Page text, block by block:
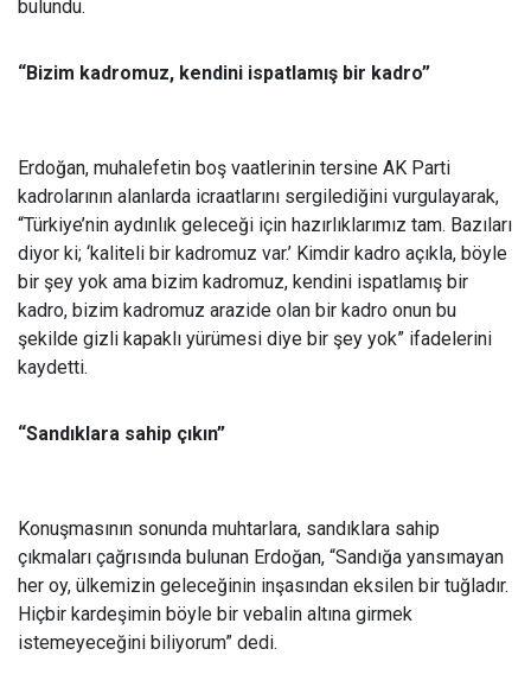
bulundu.
“Bizim kadromuz, kendini ispatlamış bir kadro”
Erdoğan, muhalefetin boş vaatlerinin tersine AK Parti
kadrolarının alanlarda icraatlarını sergilediğini vurgulayarak,
“Türkiye’nin aydınlık geleceği için hazırlıklarımız tam. Bazıları
diyor ki; ‘kaliteli bir kadromuz var.’ Kimdir kadro açıkla, böyle
bir şey yok ama bizim kadromuz, kendini ispatlamış bir
kadro, bizim kadromuz arazide olan bir kadro onun bu
şekilde gizli kapaklı yürümesi diye bir şey yok” ifadelerini
kaydetti.
“Sandıklara sahip çıkın”
Konuşmasının sonunda muhtarlara, sandıklara sahip
çıkmaları çağrısında bulunan Erdoğan, “Sandığa yansımayan
her oy, ülkemizin geleceğinin inşasından eksilen bir tuğladır.
Hiçbir kardeşimin böyle bir vebalin altına girmek
istemeyeceğini biliyorum” dedi.